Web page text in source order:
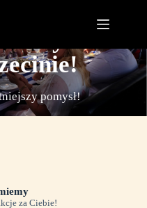
pomysł!
za Ciebie!